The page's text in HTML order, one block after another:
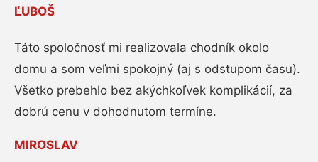
ĽUBOŠ
Táto spoločnosť mi realizovala chodník okolo
domu a som veľmi spokojný (aj s odstupom času).
Všetko prebehlo bez akýchkoľvek komplikácií, za
dobrú cenu v dohodnutom termíne.
MIROSLAV